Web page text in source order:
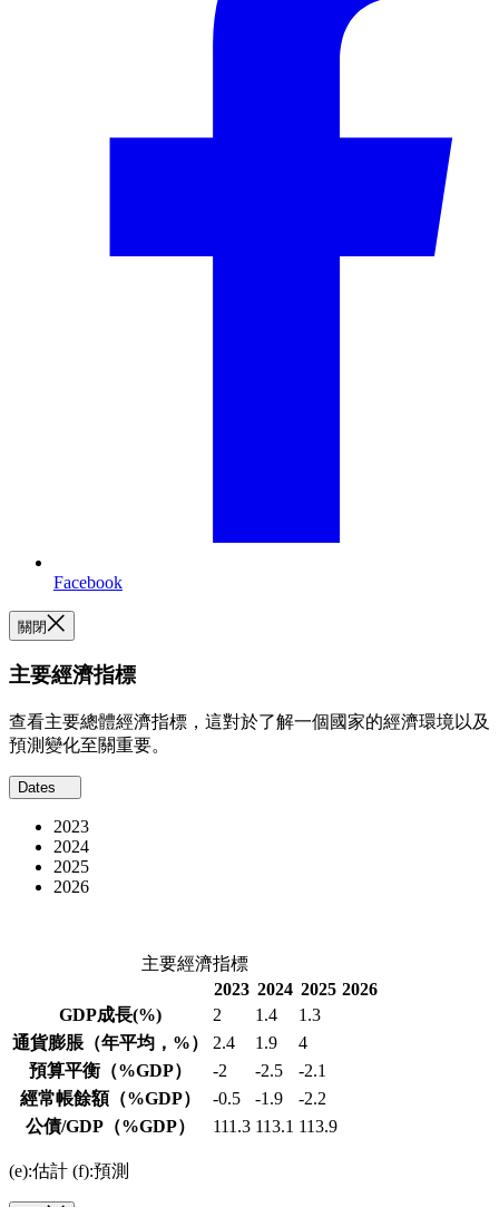
Facebook
關閉
主要經濟指標
查看主要總體經濟指標，這對於了解一個國家的經濟環境以及
預測變化至關重要。
Dates
2023
2024
2025
2026
主要經濟指標
2023 2024 2025 2026
GDP成長(%) 2 1.4
1.3
通貨膨脹 （年平均，%） 2.4 1.9
4
預算平衡 （%GDP） -2 -2.5
-2.1
經常帳餘額（%GDP） -0.5 -1.9
-2.2
公債/GDP （%GDP） 111.3 113.1 113.9
(e):估計 (f):預測